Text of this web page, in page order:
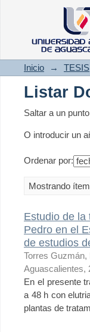
Listar
Inicio → TESIS
Listar
Saltar a un
O introducir un
Ordenar por:
Mostrando
Estudio de la
Pedro en el
de estudios
Torres Guzmán,
Aguascalientes,
En el presente
a 48 h con
plantas de